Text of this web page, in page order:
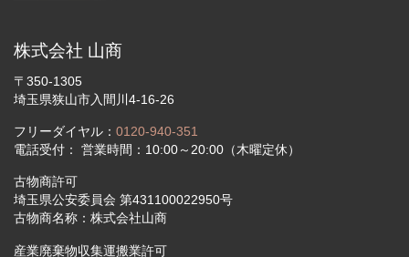
株式会社 山商
〒350-1305
埼玉県狭山市入間川4-16-26
フリーダイヤル： 0120-940-351
電話受付： 営業時間：10:00～20:00（木曜定休）
古物商許可
埼玉県公安委員会 第431100022950号
古物商名称：株式会社山商
産業廃棄物収集運搬業許可